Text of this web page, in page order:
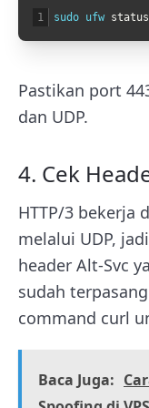
1 sudo ufw status
Pastikan port
dan UDP.
4. Cek
HTTP/3 bekerja
melalui UDP,
header Alt-Svc
sudah
command curl
Baca Juga: